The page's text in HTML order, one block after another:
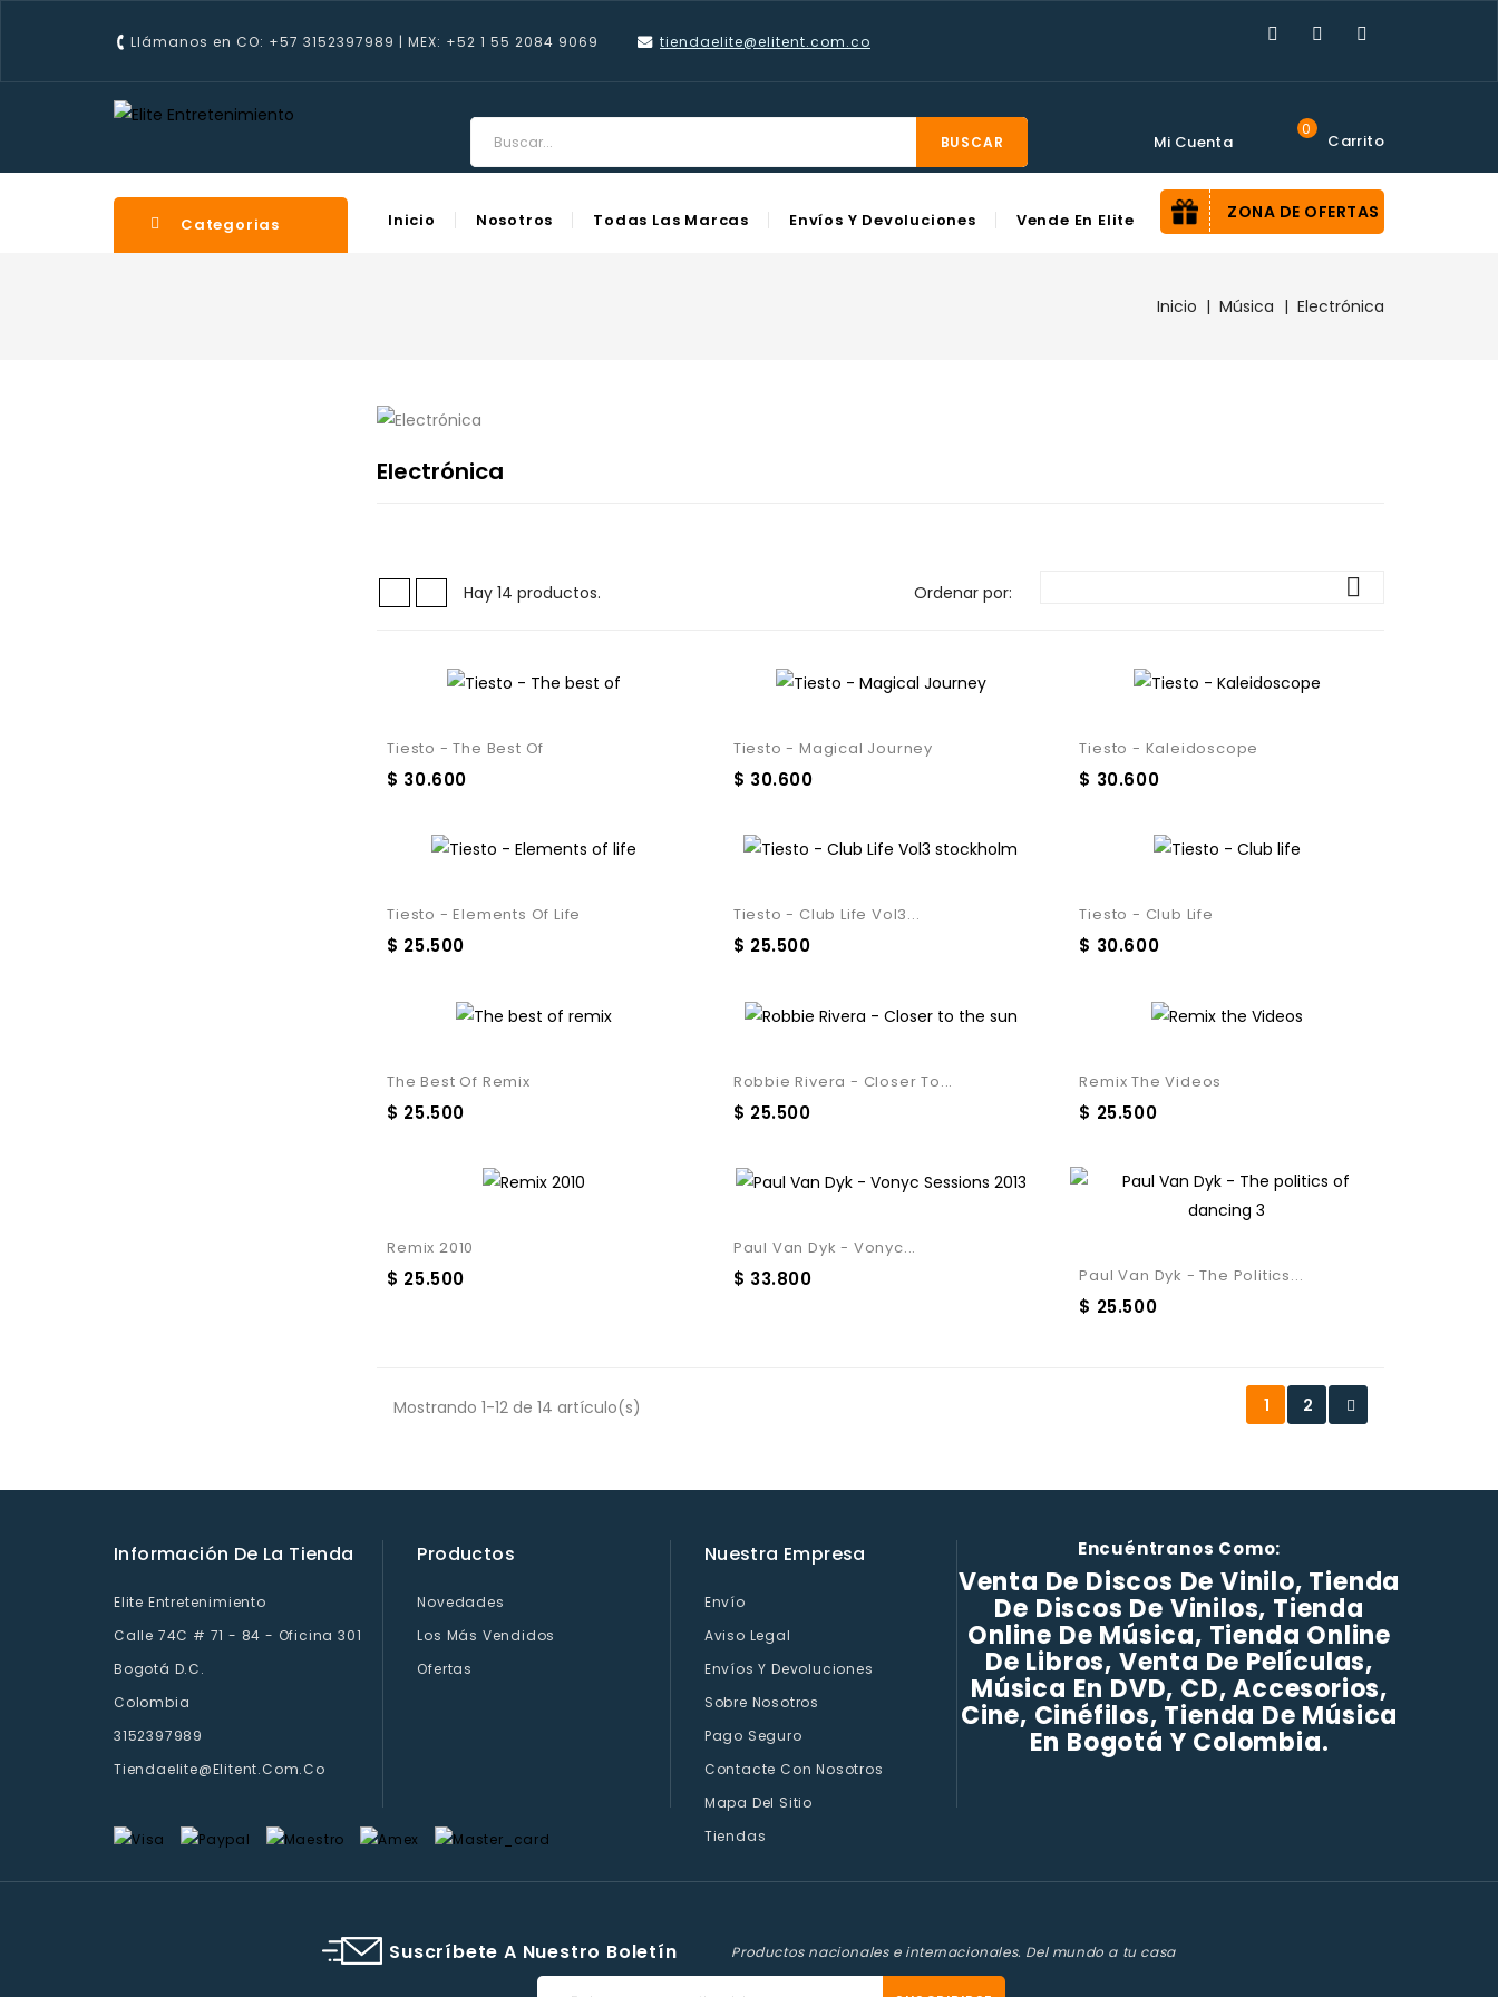
Llámanos en CO: +57 3152397989 | MEX: +52 1 55 2084 9069 tiendaelite@elitent.com.co
Carrito
0
Mi Cuenta
BUSCAR
ZONA DE OFERTAS
Inicio Nosotros Todas Las Marcas Envíos Y Devoluciones Vende En Elite
Categorias
Inicio Música Electrónica
Electrónica
Hay 14 productos. Ordenar por: 
Tiesto - The Best Of
$ 30.600
Tiesto - Magical Journey
$ 30.600
Tiesto - Kaleidoscope
$ 30.600
Tiesto - Elements Of Life
$ 25.500
Tiesto - Club Life Vol3...
$ 25.500
Tiesto - Club Life
$ 30.600
The Best Of Remix
$ 25.500
Robbie Rivera - Closer To...
$ 25.500
Remix The Videos
$ 25.500
Remix 2010
$ 25.500
Paul Van Dyk - Vonyc...
$ 33.800 Paul Van Dyk - The Politics...
$ 25.500
Mostrando 1-12 de 14 artículo(s) 1 2
Información De La Tienda
Elite Entretenimiento
Calle 74C # 71 - 84 - Oficina 301
Bogotá D.C.
Colombia
3152397989
Tiendaelite@elitent.com.co
Productos
Novedades
Los Más Vendidos
Ofertas
Nuestra Empresa
Envío
Aviso Legal
Envíos Y Devoluciones
Sobre Nosotros
Pago Seguro
Contacte Con Nosotros
Mapa Del Sitio
Tiendas
Encuéntranos Como:
Venta De Discos De Vinilo, Tienda
De Discos De Vinilos, Tienda
Online De Música, Tienda Online
De Libros, Venta De Películas,
Música En DVD, CD, Accesorios,
Cine, Cinéfilos, Tienda De Música
En Bogotá Y Colombia.
Suscríbete A Nuestro Boletín Productos nacionales e internacionales. Del mundo a tu casa